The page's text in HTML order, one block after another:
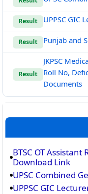
Result UPPSC GIC
Result Punjab and
Result
JKPSC
Roll No,
Documents
BTSC OT Assistant
Download Link
UPSC Combined
UPPSC GIC